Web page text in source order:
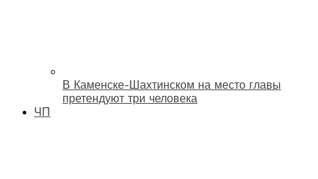
В Каменске-Шахтинском на место главы
претендуют три человека
ЧП